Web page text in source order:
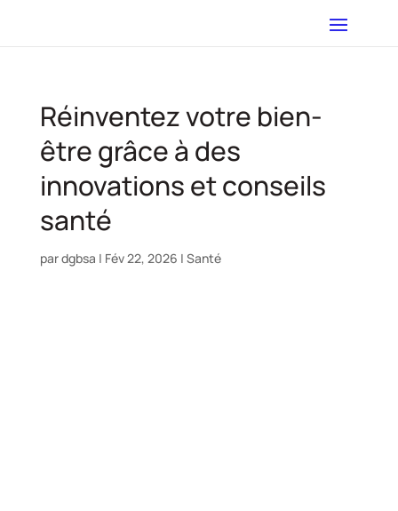
Réinventez votre bien-
être grâce à des
innovations et conseils
santé
pardgbsa | Fév 22, 2026 | Santé